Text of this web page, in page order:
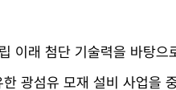
이래 첨단 기술력을 바탕
광섬유 모재 설비 사업을